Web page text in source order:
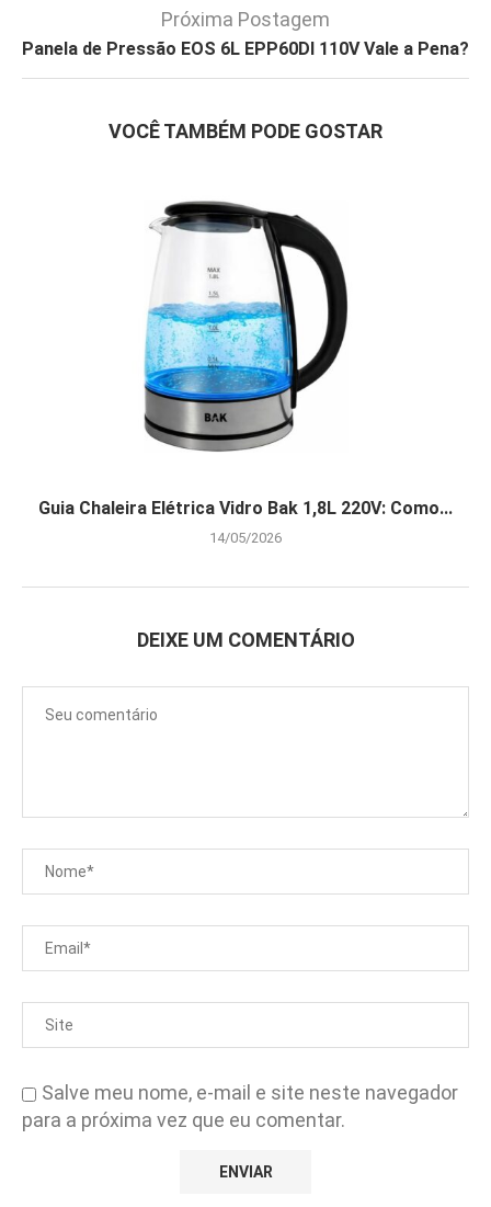
Próxima Postagem
Panela de Pressão EOS 6L EPP60DI 110V Vale a Pena?
VOCÊ TAMBÉM PODE GOSTAR
Guia Chaleira Elétrica Vidro Bak 1,8L 220V: Como...
14/05/2026
DEIXE UM COMENTÁRIO
Salve meu nome, e-mail e site neste navegador
para a próxima vez que eu comentar.